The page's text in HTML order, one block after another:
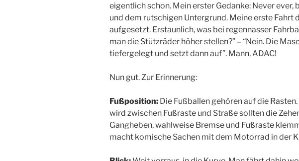
eigentlich schon. Mein erster Gedanke: Never ever,
und dem rutschigen Untergrund. Meine erste Fahrt
aufgesetzt. Erstaunlich, was bei regennasser
man die Stützräder höher stellen?” – “Nein. Die
tiefergelegt und setzt dann auf”. Mann, ADAC!
Nun gut. Zur Erinnerung:
Fußposition: Die Fußballen gehören auf die Rasten.
wird zwischen Fußraste und Straße sollten die
Gangheben, wahlweise Bremse und Fußraste
macht komische Sachen mit dem Motorrad in der